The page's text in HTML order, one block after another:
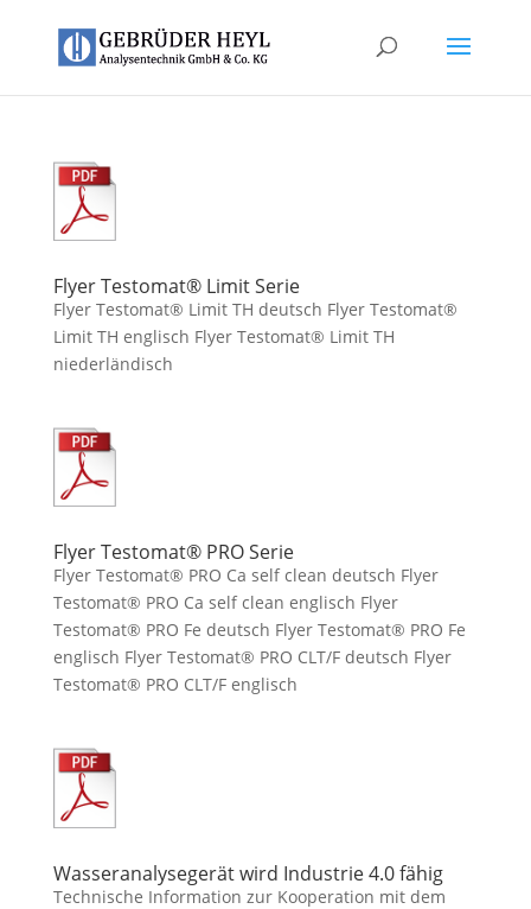
Flyer Testomat® Limit Serie
Flyer Testomat® Limit TH deutsch Flyer Testomat®
Limit TH englisch Flyer Testomat® Limit TH
niederländisch
Flyer Testomat® PRO Serie
Flyer Testomat® PRO Ca self clean deutsch Flyer
Testomat® PRO Ca self clean englisch Flyer
Testomat® PRO Fe deutsch Flyer Testomat® PRO Fe
englisch Flyer Testomat® PRO CLT/F deutsch Flyer
Testomat® PRO CLT/F englisch
Wasseranalysegerät wird Industrie 4.0 fähig
Technische Information zur Kooperation mit dem